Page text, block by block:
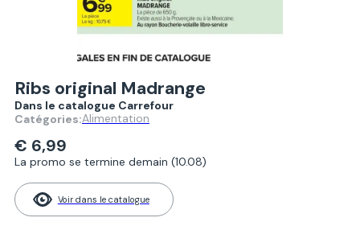
Ribs original Madrange
Dans le catalogue Carrefour
Catégories:Alimentation
€ 6,99
La promo se termine demain (10.08)
Voir dans le catalogue